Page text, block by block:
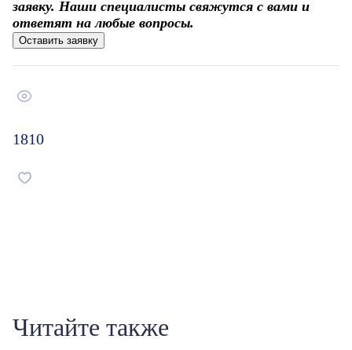
заявку. Наши специалисты свяжутся с вами и
ответят на любые вопросы.
Оставить заявку
1810
Читайте также